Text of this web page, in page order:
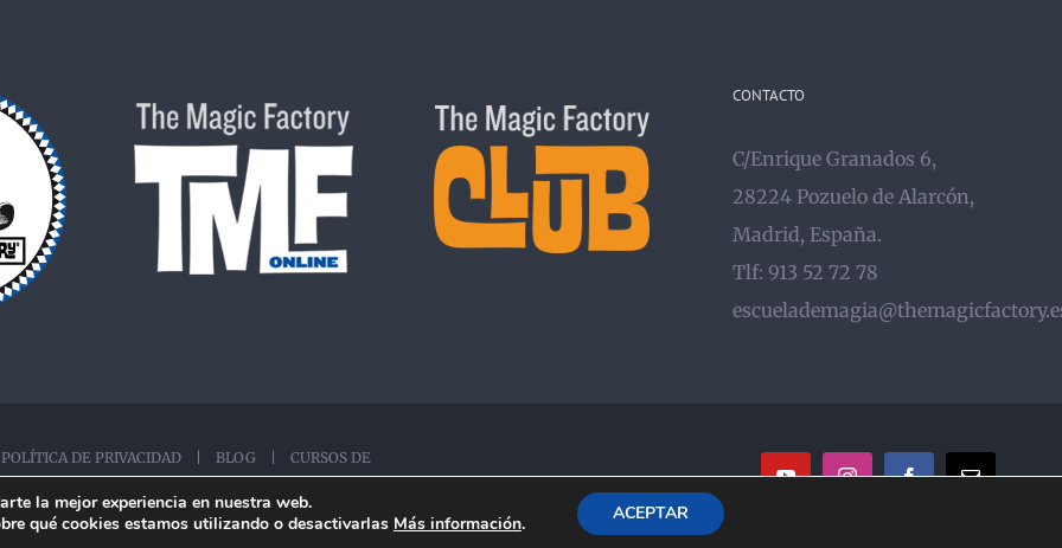
CONTACTO
C/Enrique Granados 6,
28224 Pozuelo de Alarcón,
Madrid, España.
Tlf: 913 52 72 78
POLÍTICA DE PRIVACIDAD BLOG | CURSOS DE
DE MAGIA ONLINE |
la mejor experiencia en nuestra web.
qué cookies estamos utilizando o desactivarlas Más información. ACEPTAR